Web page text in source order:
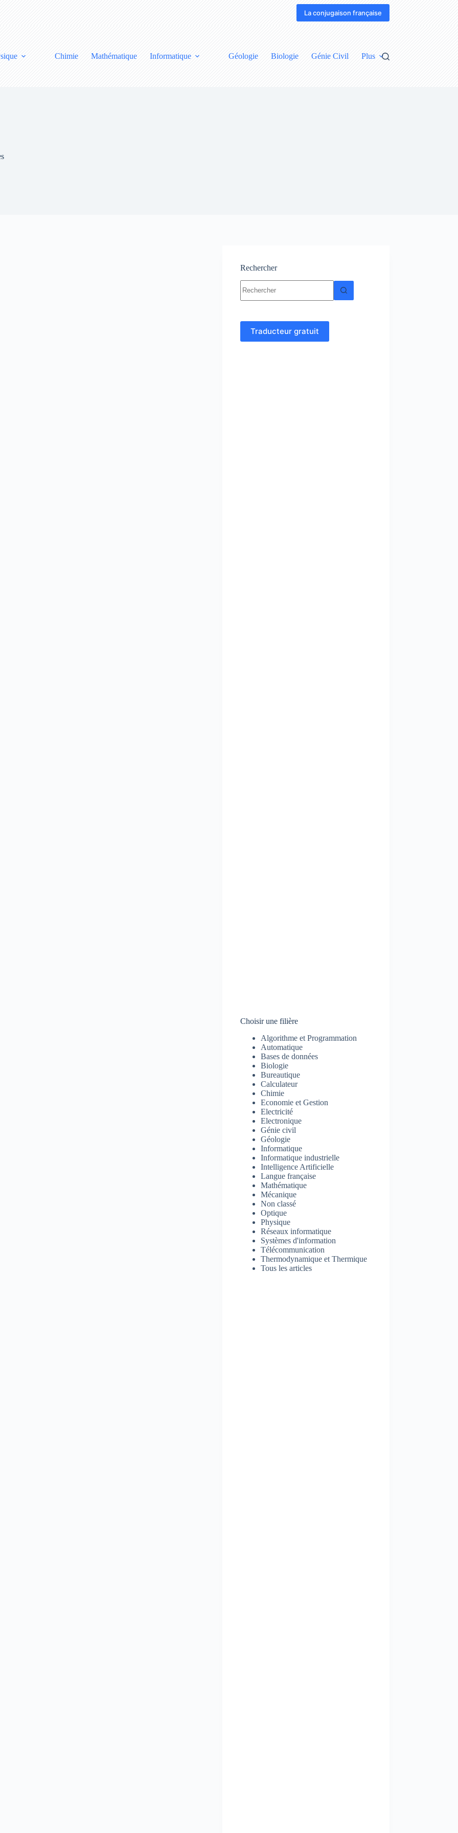
La conjugaison française
Chimie Mathématique Informatique Géologie Biologie Génie Civil Plus
Rechercher
résultat
Traducteur gratuit
Choisir une filière
Algorithme et Programmation
Automatique
Bases de données
Biologie
Bureautique
Calculateur
Chimie
Economie et Gestion
Electricité
Electronique
Génie civil
Géologie
Informatique
Informatique industrielle
Intelligence Artificielle
Langue française
Mathématique
Mécanique
Non classé
Optique
Physique
Réseaux informatique
Systèmes d'information
Télécommunication
Thermodynamique et Thermique
Tous les articles